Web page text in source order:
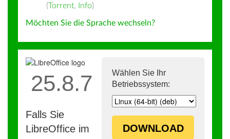
(Torrent, Info)
Möchten Sie die Sprache wechseln?
Wählen Sie Ihr
Betriebssystem:
DOWNLOAD
25.8.7
Falls Sie
LibreOffice im